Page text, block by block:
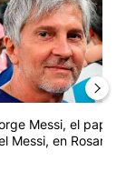
Messi, el papá
Messi, en Rosario